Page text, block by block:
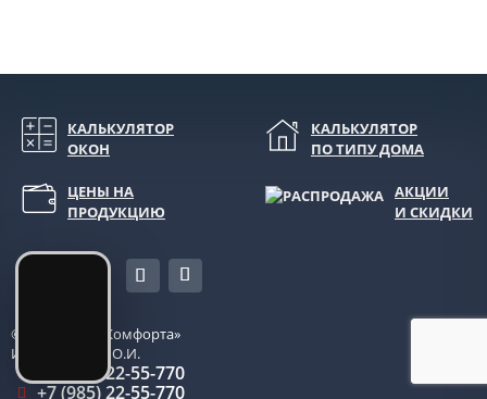
КАЛЬКУЛЯТОР
ОКОН
КАЛЬКУЛЯТОР
ПО ТИПУ ДОМА
ЦЕНЫ НА
ПРОДУКЦИЮ
АКЦИИ
И СКИДКИ
© 2026
«Окна Комфорта»
ИП Боровкова О.И.
+7 (495) 22-55-770
+7 (985) 22-55-770